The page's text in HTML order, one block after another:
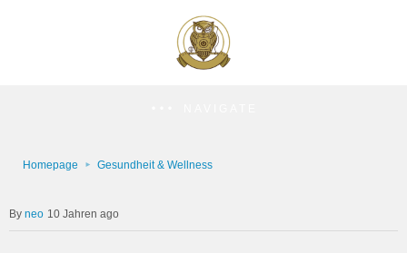
Homepage Gesundheit & Wellness
neo 10 Jahren ago